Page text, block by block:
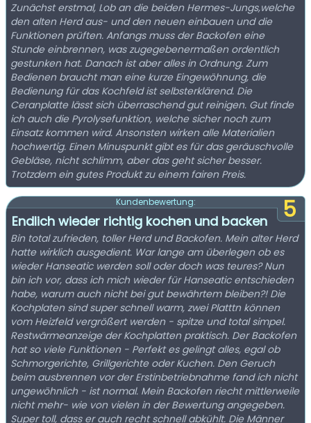
Zunächst erstmal, Lob an die beiden Hermes-Jungs,welche
den alten Herd aus- und den neuen einbauen und die
Funktionen prüften. Anfangs muss der Backofen eine
Stunde einbrennen, was zugegebenermaßen ordentlich
gestunken hat. Danach ist aber alles in Ordnung. Zum
Bedienen braucht man eine kurze Eingewöhnung, die
Bedienung für das Kochfeld ist selbsterklärend. Die
Ceranplatte lässt sich überraschend gut reinigen. Gut finde
ich auch die Pyrolysefunktion, welche sicher noch zum
Einsatz kommen wird. Ansonsten wirken alle Materialien
hochwertig. Einen Minuspunkt gibt es für das geräuschvolle
Gebläse, nicht schlimm, aber das geht sicher besser.
Trotzdem ein gutes Produkt zu einem fairen Preis.
5
Kundenbewertung:
Endlich wieder richtig kochen und backen
Bin total zufrieden, toller Herd und Backofen. Mein alter Herd
hatte wirklich ausgedient. War lange am überlegen ob es
wieder Hanseatic werden soll oder doch was teures? Nun
bin ich vor, dass ich mich wieder für Hanseatic entschieden
habe, warum auch nicht bei gut bewährtem bleiben?! Die
Kochplaten sind super schnell warm, zwei Platttn können
vom Heizfeld vergrößert werden - spitze und total simpel.
Restwärmeanzeige der Kochplatten praktisch. Der Backofen
hat so viele Funktionen - Perfekt es gelingt alles, egal ob
Schmorgerichte, Grillgerichte oder Kuchen. Den Geruch
beim ausbrennen vor der Erstinbetriebnahme fand ich nicht
ungewöhnlich - ist normal. Mein Backofen riecht mittlerweile
nicht mehr- wie von vielen in der Bewertung angegeben.
Super toll, dass er auch recht schnell abkühlt. Die Männer